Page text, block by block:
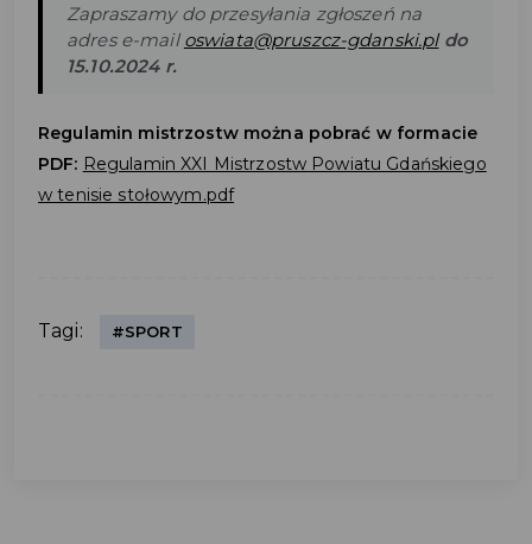
Zapraszamy do przesyłania zgłoszeń na
adres e-mail oswiata@pruszcz-gdanski.pl do
15.10.2024 r.
Regulamin mistrzostw można pobrać w formacie
PDF: Regulamin XXI Mistrzostw Powiatu Gdańskiego
w tenisie stołowym.pdf
Tagi: #SPORT